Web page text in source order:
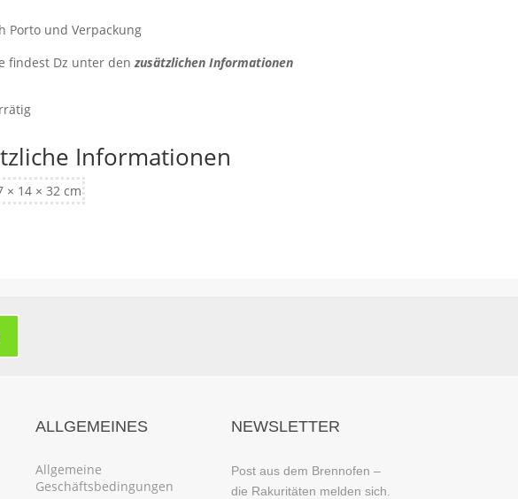
Porto und Verpackung
findest Dz unter denzusätzlichen Informationen
Informationen
× 14 × 32 cm
ALLGEMEINES
Allgemeine
Geschäftsbedingungen
NEWSLETTER
Post aus dem Brennofen –
die Rakuritäten melden sich.